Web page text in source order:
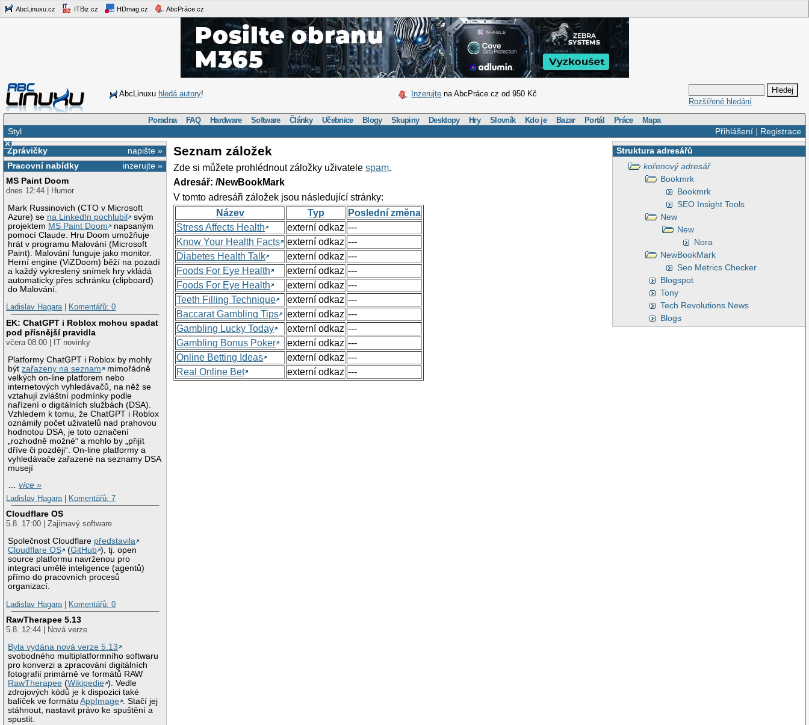
AbcLinuxu.cz ITBiz.cz HDmag.cz AbcPráce.cz
AbcLinuxu hledá autory! Inzerujte na AbcPráce.cz od 950 Kč
Rozšířené hledání
Poradna FAQ Hardware Software Články Učebnice Blogy Skupiny Desktopy Hry Slovník Kdo je Bazar Portál Práce Mapa
Přihlášení| Registrace
Styl
×
napište »
Zprávičky
inzerujte »
Pracovní nabídky
MS Paint Doom
dnes 12:44 | Humor
Mark Russinovich (CTO v Microsoft
Azure) se na LinkedIn pochlubil
svým
projektem MS Paint Doom
napsaným
pomocí Claude. Hru Doom umožňuje
hrát v programu Malování (Microsoft
Paint). Malování funguje jako monitor.
Herní engine (ViZDoom) běží na pozadí
a každý vykreslený snímek hry vkládá
automaticky přes schránku (clipboard)
do Malování.
Ladislav Hagara| Komentářů: 0
EK: ChatGPT i Roblox mohou spadat
pod přísnější pravidla
včera 08:00 | IT novinky
Platformy ChatGPT i Roblox by mohly
býtzařazeny na seznam
mimořádně
velkých on-line platforem nebo
internetových vyhledávačů, na něž se
vztahují zvláštní podmínky podle
nařízení o digitálních službách (DSA).
Vzhledem k tomu, že ChatGPT i Roblox
oznámily počet uživatelů nad prahovou
hodnotou DSA, je toto označení
„rozhodně možné“ a mohlo by „přijít
dříve či později“. On-line platformy a
vyhledávače zařazené na seznamy DSA
musejí
…více »
Ladislav Hagara
Komentářů: 7
Cloudflare OS
5.8. 17:00 | Zajímavý software
Společnost Cloudflare představila
Cloudflare OS
(GitHub ), tj. open
source platformu navrženou pro
integraci umělé inteligence (agentů)
přímo do pracovních procesů
organizací.
Ladislav Hagara
Komentářů: 0
RawTherapee 5.13
5.8. 12:44 | Nová verze
Byla vydána nová verze 5.13
svobodného multiplatformního softwaru
pro konverzi a zpracování digitálních
fotografií primárně ve formátů RAW
RawTherapee (Wikipedie ). Vedle
zdrojových kódů je k dispozici také
balíček ve formátuAppImage . Stačí jej
stáhnout, nastavit právo ke spuštění a
spustit.
Struktura adresářů
kořenový adresář
Bookmrk
Bookmrk
SEO Insight Tools
New
New
Nora
NewBookMark
Seo Metrics Checker
Blogspot
Tony
Tech Revolutions News
Blogs
Seznam záložek
Zde si můžete prohlédnout záložky uživatelespam.
Adresář: /NewBookMark
V tomto adresáři záložek jsou následující stránky:
Název
Typ
Poslední změna
Stress Affects Health
externí odkaz ---
Know Your Health Facts
externí odkaz ---
Diabetes Health Talk
externí odkaz ---
Foods For Eye Health
externí odkaz ---
Foods For Eye Health
externí odkaz ---
Teeth Filling Technique
externí odkaz ---
Baccarat Gambling Tips
externí odkaz ---
Gambling Lucky Today
externí odkaz ---
Gambling Bonus Poker
externí odkaz ---
Online Betting Ideas
externí odkaz ---
Real Online Bet
externí odkaz ---